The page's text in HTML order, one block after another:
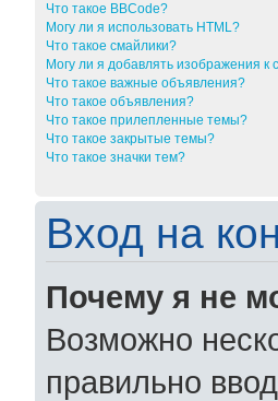
Что такое BBCode?
Могу ли я использовать HTML?
Что такое смайлики?
Могу ли я добавлять изображения
Что такое важные объявления?
Что такое объявления?
Что такое прилепленные темы?
Что такое закрытые темы?
Что такое значки тем?
Вход на
Почему я не
Возможно
правильно